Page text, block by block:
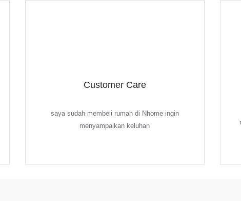
Customer Care
saya sudah membeli rumah di Nhome ingin
menyampaikan keluhan